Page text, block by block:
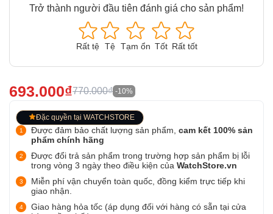
Trở thành người đầu tiên đánh giá cho sản phẩm!
Rất tệ Tệ Tạm ổn Tốt Rất tốt
693.000₫770.000₫ -10%
Đặc quyền tại WATCHSTORE
Được đảm bảo chất lượng sản phẩm, cam kết 100% sản
phẩm chính hãng
Được đổi trả sản phẩm trong trường hợp sản phẩm bị lỗi
trong vòng 3 ngày theo điều kiện của WatchStore.vn
Miễn phí vận chuyển toàn quốc, đồng kiểm trực tiếp khi
giao nhận.
Giao hàng hỏa tốc (áp dụng đối với hàng có sẵn tại cửa